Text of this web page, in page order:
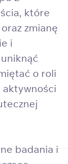
które
zmianę
i
o roli
badania i